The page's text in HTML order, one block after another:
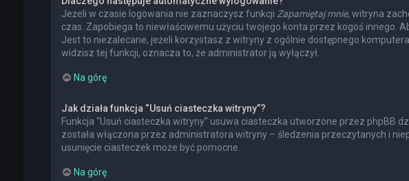
Jeżeli w czasie logowania nie zaznaczysz funkcji Zapamiętaj mnie, witryna
czas. Zapobiega to niewłaściwemu użyciu twojego konta przez kogoś
Jest to niezalecane, jeżeli korzystasz z witryny z ogólnie dostępnego
widzisz tej funkcji, oznacza to, że administrator ją wyłączył.
Na górę
Jak działa funkcja “Usuń ciasteczka witryny”?
Funkcja “Usuń ciasteczka witryny” usuwa ciasteczka utworzone przez phpBB
została włączona przez administratora witryny – śledzenia przeczytanych i
usunięcie ciasteczek może być pomocne.
Na górę